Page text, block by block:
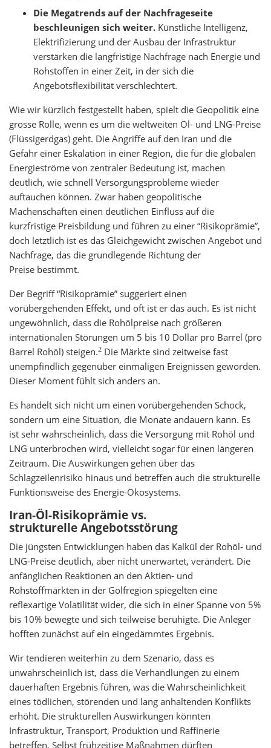
Die Megatrends auf der Nachfrageseite
beschleunigen sich weiter. Künstliche Intelligenz,
Elektrifizierung und der Ausbau der Infrastruktur
verstärken die langfristige Nachfrage nach Energie und
Rohstoffen in einer Zeit, in der sich die
Angebotsflexibilität verschlechtert.
Wie wir kürzlich festgestellt haben, spielt die Geopolitik eine
grosse Rolle, wenn es um die weltweiten Öl- und LNG-Preise
(Flüssigerdgas) geht. Die Angriffe auf den Iran und die
Gefahr einer Eskalation in einer Region, die für die globalen
Energieströme von zentraler Bedeutung ist, machen
deutlich, wie schnell Versorgungsprobleme wieder
auftauchen können. Zwar haben geopolitische
Machenschaften einen deutlichen Einfluss auf die
kurzfristige Preisbildung und führen zu einer “Risikoprämie”,
doch letztlich ist es das Gleichgewicht zwischen Angebot und
Nachfrage, das die grundlegende Richtung der
Preise bestimmt.
Der Begriff “Risikoprämie” suggeriert einen
vorübergehenden Effekt, und oft ist er das auch. Es ist nicht
ungewöhnlich, dass die Rohölpreise nach größeren
internationalen Störungen um 5 bis 10 Dollar pro Barrel (pro
Barrel Rohöl) steigen.2 Die Märkte sind zeitweise fast
unempfindlich gegenüber einmaligen Ereignissen geworden.
Dieser Moment fühlt sich anders an.
Es handelt sich nicht um einen vorübergehenden Schock,
sondern um eine Situation, die Monate andauern kann. Es
ist sehr wahrscheinlich, dass die Versorgung mit Rohöl und
LNG unterbrochen wird, vielleicht sogar für einen längeren
Zeitraum. Die Auswirkungen gehen über das
Schlagzeilenrisiko hinaus und betreffen auch die strukturelle
Funktionsweise des Energie-Ökosystems.
Iran-Öl-Risikoprämie vs.
strukturelle Angebotsstörung
Die jüngsten Entwicklungen haben das Kalkül der Rohöl- und
LNG-Preise deutlich, aber nicht unerwartet, verändert. Die
anfänglichen Reaktionen an den Aktien- und
Rohstoffmärkten in der Golfregion spiegelten eine
reflexartige Volatilität wider, die sich in einer Spanne von 5%
bis 10% bewegte und sich teilweise beruhigte. Die Anleger
hofften zunächst auf ein eingedämmtes Ergebnis.
Wir tendieren weiterhin zu dem Szenario, dass es
unwahrscheinlich ist, dass die Verhandlungen zu einem
dauerhaften Ergebnis führen, was die Wahrscheinlichkeit
eines tödlichen, störenden und lang anhaltenden Konflikts
erhöht. Die strukturellen Auswirkungen könnten
Infrastruktur, Transport, Produktion und Raffinerie
betreffen. Selbst frühzeitige Maßnahmen dürften